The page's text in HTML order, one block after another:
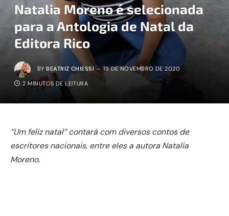
Natalia Moreno é selecionada
para a Antologia de Natal da
Editora Rico
BY BEATRIZ CHIESSI 19 DE NOVEMBRO DE 2020
2 MINUTOS DE LEITURA
“Um feliz natal” contará com diversos contos de
escritores nacionais, entre eles a autora Natalia
Moreno.